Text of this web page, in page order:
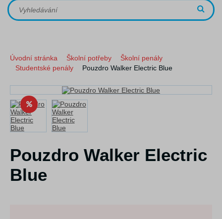
Úvodní stránka Školní potřeby
Školní penály
Studentské penály
Pouzdro Walker Electric Blue
Pouzdro Walker Electric
Blue